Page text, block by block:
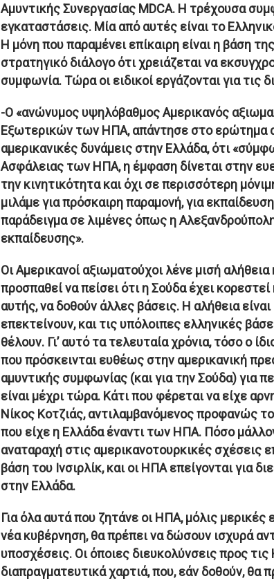
Αμυντικής Συνεργασίας MDCA. Η τρέχουσα
εγκαταστάσεις. Μία από αυτές είναι το
Η μόνη που παραμένει επίκαιρη είναι η βάση
στρατηγικό διάλογο ότι χρειάζεται να
συμφωνία. Τώρα οι ειδικοί εργάζονται για τις
-Ο «ανώνυμος υψηλόβαθμος Αμερικανός
Εξωτερικών των ΗΠΑ, απάντησε στο ερώτημα
αμερικανικές δυνάμεις στην Ελλάδα, ότι
Ασφάλειας των ΗΠΑ, η έμφαση δίνεται στην
την κινητικότητα και όχι σε περισσότερη
μιλάμε για πρόσκαιρη παραμονή, για
παράδειγμα σε λιμένες όπως η
εκπαίδευσης».
Οι Αμερικανοί αξιωματούχοι λένε μισή
προσπαθεί να πείσει ότι η Σούδα έχει
αυτής, να δοθούν άλλες βάσεις. Η αλήθεια
επεκτείνουν, και τις υπόλοιπες ελληνικές
θέλουν. Γι’ αυτό τα τελευταία χρόνια, τόσο ο
που πρόσκεινται ευθέως στην αμερικανική
αμυντικής συμφωνίας (και για την Σούδα) για
είναι μέχρι τώρα. Κάτι που φέρεται να είχε
Νίκος Κοτζιάς, αντιλαμβανόμενος προφανώς
που είχε η Ελλάδα έναντι των ΗΠΑ. Πόσο
αναταραχή στις αμερικανοτουρκικές σχέσεις
βάση του Ινσιρλίκ, και οι ΗΠΑ επείγονται για
στην Ελλάδα.
Για όλα αυτά που ζητάνε οι ΗΠΑ, μόλις
νέα κυβέρνηση, θα πρέπει να δώσουν ισχυρά
υποσχέσεις. Οι όποιες διευκολύνσεις προς
διαπραγματευτικά χαρτιά, που, εάν δοθούν, θα